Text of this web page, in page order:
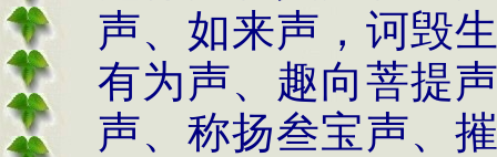
声、如来声，诃毁
有为声、趣向菩提
声、称扬叁宝声、